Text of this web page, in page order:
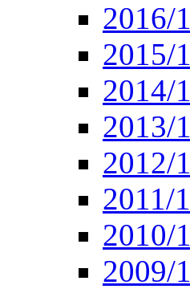
2016/
2015/
2014/
2013/
2012/
2011/
2010/
2009/